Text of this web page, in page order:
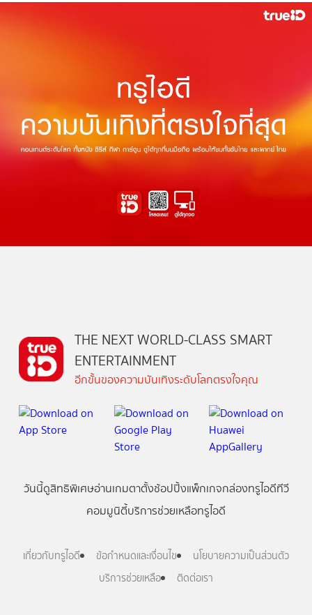
THE NEXT WORLD-CLASS SMART
ENTERTAINMENT
อีกขั้นของความบันเทิงระดับโลกตรงใจคุณ
วันนี้ดูสิทธิพิเศษอ่านเกมตาตั้งช้อปปิ้งแพ็กเกจกล่องทรูไอดีทีวี
คอมมูนิตี้บริการช่วยเหลือทรูไอดี
เกี่ยวกับทรูไอดี ข้อกำหนดและเงื่อนไข
นโยบายความเป็นส่วนตัว
บริการช่วยเหลือ
ติดต่อเรา